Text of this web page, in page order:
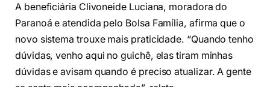
A beneficiária Clivoneide Luciana, moradora do
Paranoá e atendida pelo Bolsa Família, afirma que o
novo sistema trouxe mais praticidade. “Quando tenho
dúvidas, venho aqui no guichê, elas tiram minhas
dúvidas e avisam quando é preciso atualizar. A gente